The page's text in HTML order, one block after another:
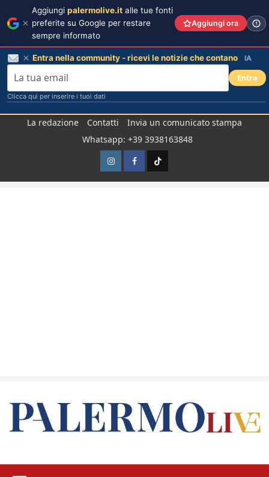
La redazione Contatti
Invia un comunicato stampa
Whatsapp: +39 3938163848
InstagramFacebook
TikTok
Aggiungi palermolive.it alle tue fonti
preferite su Google per restare
sempre informato
Aggiungi ora
Entra nella community - ricevi le notizie che contano IA
Entra
Clicca qui per inserire i tuoi dati